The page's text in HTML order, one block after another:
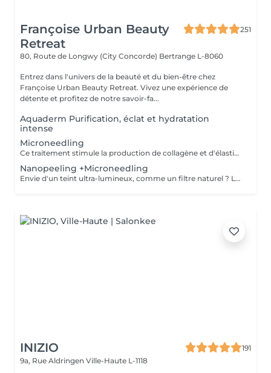
Françoise Urban Beauty
Retreat
251
80, Route de Longwy (City Concorde) Bertrange L-8060
Entrez dans l'univers de la beauté et du bien-être chez
Françoise Urban Beauty Retreat. Vivez une expérience de
détente et profitez de notre savoir-fa...
Aquaderm Purification, éclat et hydratation
intense
Microneedling
Ce traitement stimule la production de collagène et d'élastine grâce à de fines aiguilles, améliorant ainsi le teint, la fermeté et l'éclat de la peau. Son efficacité est décuplée lorsqu'il est associé à des substances régénératrices comme le PDRN , Les Cyto-Pep les Exosomes , qui favorisent la réparation tissulaire, l'hydratation et le renforcement de la peau. Même les jeunes de 20 à 30 ans peuvent bénéficier de ces traitements préventifs, appelés préjuvénition , pour conserver une peau ferme et élastique au fil du temps.
Nanopeeling +Microneedling
Envie d'un teint ultra-lumineux, comme un filtre naturel ? Le combo nanopeeling + microneedling est la solution ! Ensemble, ils exfolient en douceur, boostent le collagène et révèlent une peau zéro défaut, ultra-éclatante. Découvrez une peau ultra-lisse, hydratée et prête à capter la lumière .Parce qu'une peau bien préparée, c'est la clé pour un glow irrésistible même sans filtre !
INIZIO
191
9a, Rue Aldringen Ville-Haute L-1118